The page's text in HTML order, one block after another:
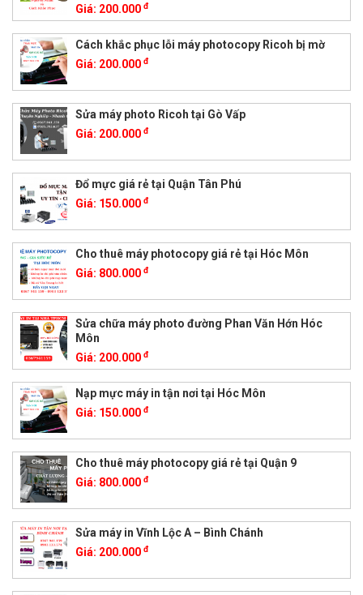
Giá: 200.000 đ
Cách khắc phục lỗi máy photocopy Ricoh bị mờ
Giá: 200.000 đ
Sửa máy photo Ricoh tại Gò Vấp
Giá: 200.000 đ
Đổ mực giá rẻ tại Quận Tân Phú
Giá: 150.000 đ
Cho thuê máy photocopy giá rẻ tại Hóc Môn
Giá: 800.000 đ
Sửa chữa máy photo đường Phan Văn Hớn Hóc
Môn
Giá: 200.000 đ
Nạp mực máy in tận nơi tại Hóc Môn
Giá: 150.000 đ
Cho thuê máy photocopy giá rẻ tại Quận 9
Giá: 800.000 đ
Sửa máy in Vĩnh Lộc A – Bình Chánh
Giá: 200.000 đ